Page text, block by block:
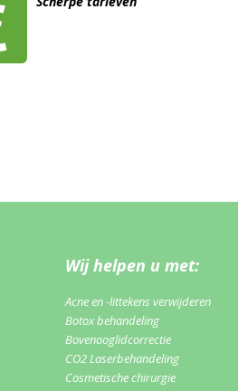
Wij helpen u met:
Acne en -littekens verwijderen
Botox behandeling
Bovenooglidcorrectie
CO2 Laserbehandeling
Cosmetische chirurgie